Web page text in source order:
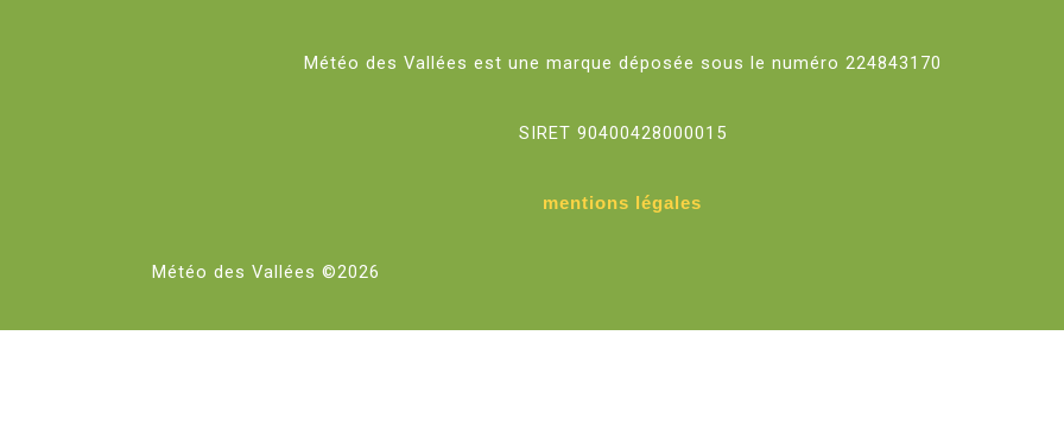
Météo des Vallées est une marque déposée sous le numéro 224843170
SIRET 90400428000015
mentions légales
Météo des Vallées ©2026